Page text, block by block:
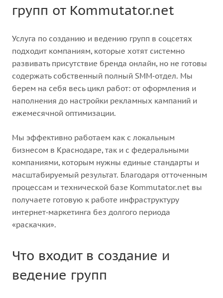
групп от Kommutator.net
Услуга по созданию и ведению групп в соцсетях
подходит компаниям, которые хотят системно
развивать присутствие бренда онлайн, но не готовы
содержать собственный полный SMM‑отдел. Мы
берем на себя весь цикл работ: от оформления и
наполнения до настройки рекламных кампаний и
ежемесячной оптимизации.
Мы эффективно работаем как с локальным
бизнесом в Краснодаре, так и с федеральными
компаниями, которым нужны единые стандарты и
масштабируемый результат. Благодаря отточенным
процессам и технической базе Kommutator.net вы
получаете готовую к работе инфраструктуру
интернет‑маркетинга без долгого периода
«раскачки».
Что входит в создание и
ведение групп